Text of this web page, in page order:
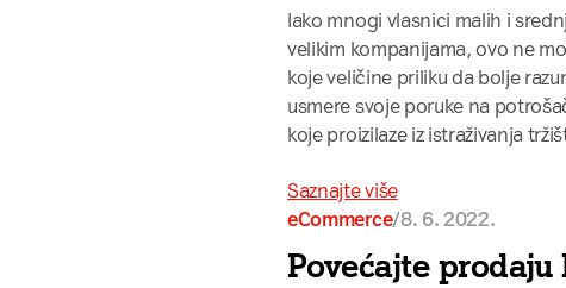
Iako mnogi vlasnici malih i
velikim kompanijama, ovo ne
koje veličine priliku da bolje
usmere svoje poruke na
koje proizilaze iz istraživanja
Saznajte više
eCommerce/8. 6. 2022.
Povećajte